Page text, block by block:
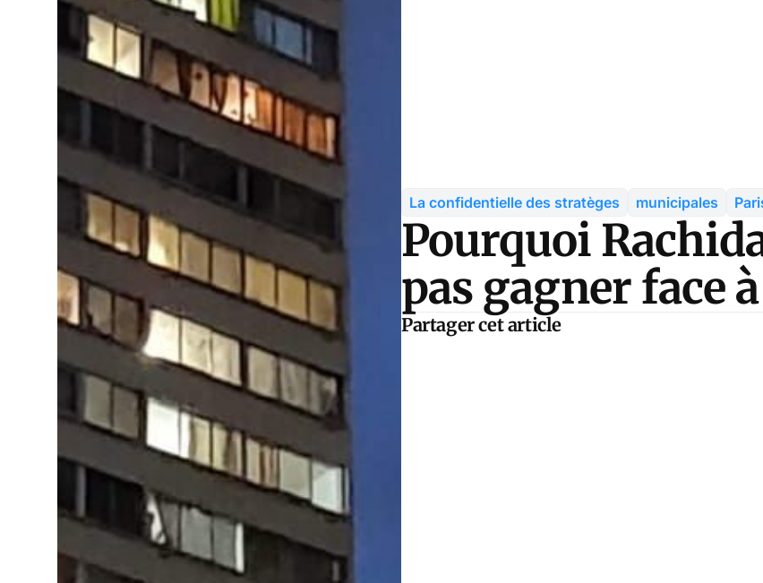
La confidentielle des stratèges municipales
Pourquoi
pas gagner face
Partager cet article